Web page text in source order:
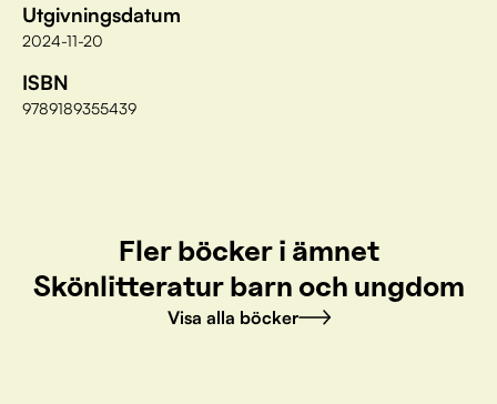
Utgivningsdatum
2024-11-20
ISBN
9789189355439
Fler böcker i ämnet
Skönlitteratur barn och ungdom
Visa alla böcker